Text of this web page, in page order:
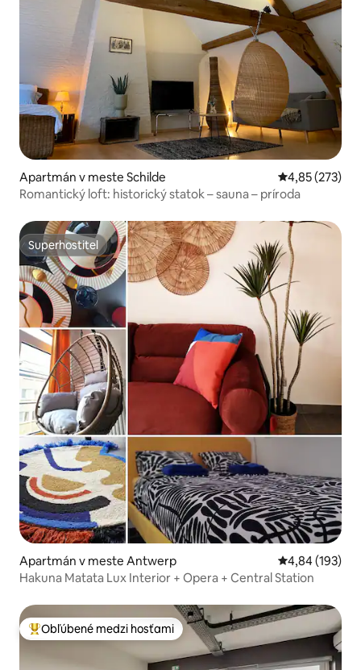
Apartmán v meste Schilde Priemerné
4,85 (273)
Romantický loft: historický statok – sauna – príroda
Superhostiteľ
Superhostiteľ
Apartmán v meste Antwerp Priemerné
4,84 (193)
Hakuna Matata Lux Interior + Opera + Central Station
Najobľúbenejšie medzi hosťami
Obľúbené medzi hosťami